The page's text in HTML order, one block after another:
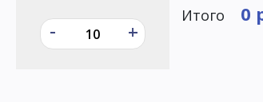
- +
Итого 0